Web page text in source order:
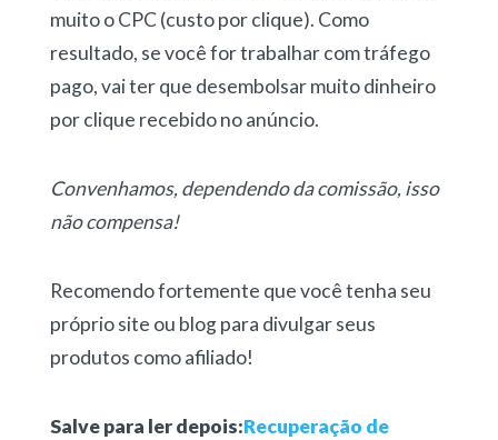
muito o CPC (custo por clique). Como
resultado, se você for trabalhar com tráfego
pago, vai ter que desembolsar muito dinheiro
por clique recebido no anúncio.
Convenhamos, dependendo da comissão, isso
não compensa!
Recomendo fortemente que você tenha seu
próprio site ou blog para divulgar seus
produtos como afiliado!
Salve para ler depois:Recuperação de